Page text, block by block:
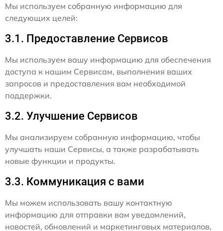
Мы используем собранную информацию для
следующих целей:
3.1. Предоставление Сервисов
Мы используем вашу информацию для обеспечения
доступа к нашим Сервисам, выполнения ваших
запросов и предоставления вам необходимой
поддержки.
3.2. Улучшение Сервисов
Мы анализируем собранную информацию, чтобы
улучшать наши Сервисы, а также разрабатывать
новые функции и продукты.
3.3. Коммуникация с вами
Мы можем использовать вашу контактную
информацию для отправки вам уведомлений,
новостей, обновлений и маркетинговых материалов,